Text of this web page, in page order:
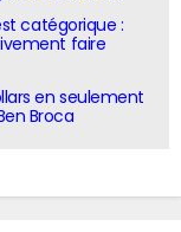
catégorique :
faire
en seulement
Broca